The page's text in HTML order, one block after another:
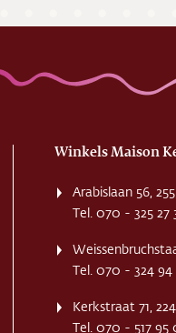
Winkels Maison
Arabislaan 56,
Tel. 070 - 325 27
Tel. 070 - 324 94
Kerkstraat 71,
Tel. 070 - 517 95